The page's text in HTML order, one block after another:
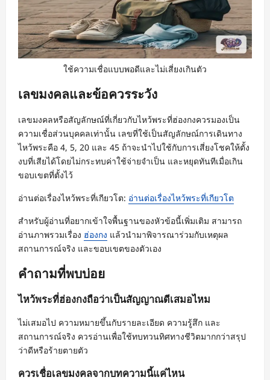
ใช้ความเชื่อแบบพอดีและไม่เสี่ยงเกินตัว
เลขมงคลและข้อควรระวัง
เลขมงคลหรือสัญลักษณ์ที่เกี่ยวกับไหว้พระที่ฮ่องกงควรมองเป็น
ความเชื่อส่วนบุคคลเท่านั้น เลขที่ใช้เป็นสัญลักษณ์การเดินทาง
ไหว้พระคือ 4, 5, 20 และ 45 ถ้าจะนำไปใช้กับการเสี่ยงโชคให้ตั้ง
งบที่เสียได้โดยไม่กระทบค่าใช้จ่ายจำเป็น และหยุดทันทีเมื่อเกิน
ขอบเขตที่ตั้งไว้
อ่านต่อเรื่องไหว้พระที่เกียวโต: อ่านต่อเรื่องไหว้พระที่เกียวโต
สำหรับผู้อ่านที่อยากเข้าใจพื้นฐานของหัวข้อนี้เพิ่มเติม สามารถ
อ่านภาพรวมเรื่อง ฮ่องกง แล้วนำมาพิจารณาร่วมกับเหตุผล
สถานการณ์จริง และขอบเขตของตัวเอง
คำถามที่พบบ่อย
ไหว้พระที่ฮ่องกงถือว่าเป็นสัญญาณดีเสมอไหม
ไม่เสมอไป ความหมายขึ้นกับรายละเอียด ความรู้สึก และ
สถานการณ์จริง ควรอ่านเพื่อใช้ทบทวนทิศทางชีวิตมากกว่าสรุป
ว่าดีหรือร้ายตายตัว
ควรเชื่อเลขมงคลจากบทความนี้แค่ไหน